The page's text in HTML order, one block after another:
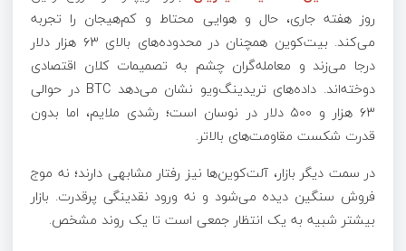
روز هفته جاری، حال و هوایی محتاط و کم‌هیجان را تجربه
می‌کند. بیت‌کوین همچنان در محدوده‌های بالای ۶۳ هزار دلار
درجا می‌زند و معامله‌گران چشم به تصمیمات کلان اقتصادی
دوخته‌اند. داده‌های تریدینگ‌ویو نشان می‌دهد BTC در حوالی
۶۳ هزار و ۵۰۰ دلار در نوسان است؛ رشدی ملایم، اما بدون
قدرت شکست مقاومت‌های بالاتر.
در سمت دیگر بازار، آلت‌کوین‌ها نیز رفتار مشابهی دارند؛ نه موج
فروش سنگین دیده می‌شود و نه ورود نقدینگی پرقدرت. بازار
بیشتر شبیه به یک انتظار جمعی است تا یک روند مشخص.